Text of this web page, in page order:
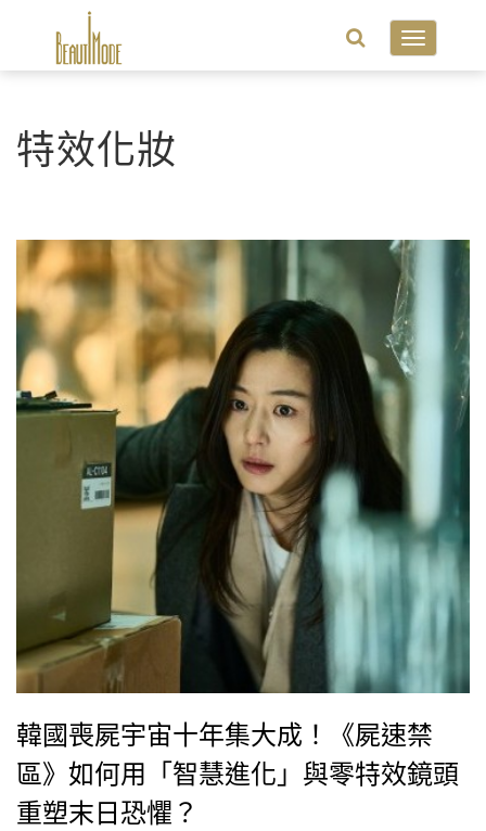
Toggle
特效化妝
韓國喪屍宇宙十年集大成！《屍速禁
區》如何用「智慧進化」與零特效鏡頭
重塑末日恐懼？